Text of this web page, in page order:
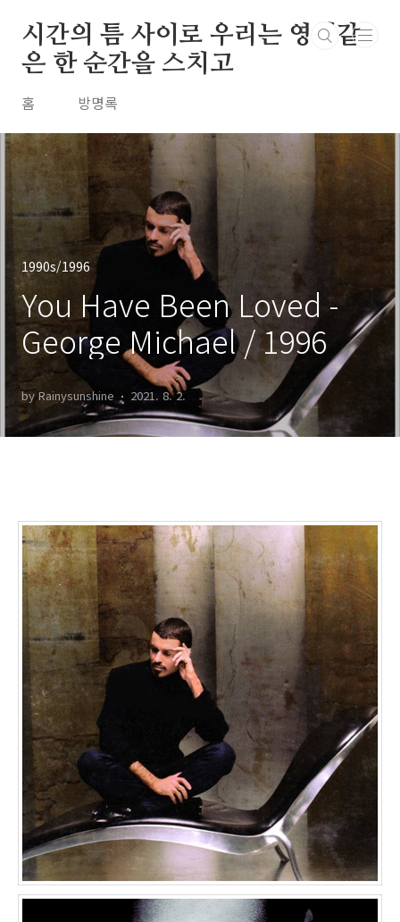
시간의 틈 사이로 우리는 영원같
은 한 순간을 스치고
홈 방명록
1990s/1996
You Have Been Loved -
George Michael / 1996
by Rainysunshine 2021. 8. 2.